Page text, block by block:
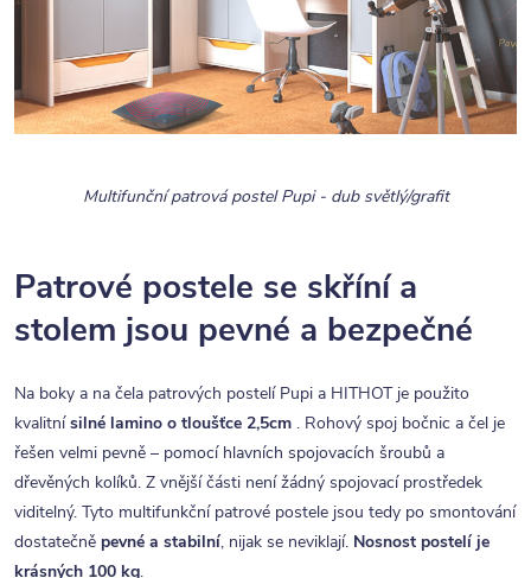
Multifunční patrová postel Pupi - dub světlý/grafit
Patrové postele se skříní a
stolem jsou pevné a bezpečné
Na boky a na čela patrových postelí Pupi a HITHOT je použito
kvalitnísilné lamino o tloušťce 2,5cm . Rohový spoj bočnic a čel je
řešen velmi pevně – pomocí hlavních spojovacích šroubů a
dřevěných kolíků. Z vnější části není žádný spojovací prostředek
viditelný. Tyto multifunkční patrové postele jsou tedy po smontování
dostatečně pevné a stabilní, nijak se neviklají. Nosnost postelí je
krásných 100 kg.